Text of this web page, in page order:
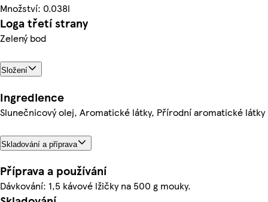
Množství: 0.038l
Loga třetí strany
Zelený bod
Složení
Ingredience
Slunečnicový olej, Aromatické látky, Přírodní aromatické látky
Skladování a příprava
Příprava a používání
Dávkování: 1,5 kávové lžičky na 500 g mouky.